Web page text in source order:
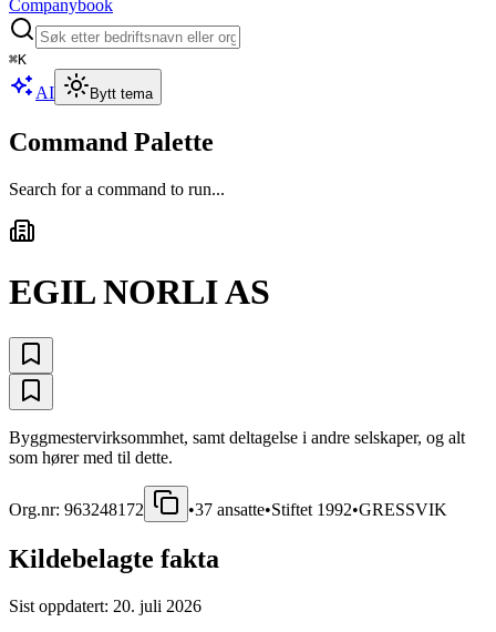
Companybook
⌘K
AI Bytt tema
Command Palette
Search for a command to run...
EGIL NORLI AS
Byggmestervirksommhet, samt deltagelse i andre selskaper, og alt
som hører med til dette.
Org.nr: 963248172 •37 ansatte•Stiftet 1992•GRESSVIK
Kildebelagte fakta
Sist oppdatert: 20. juli 2026